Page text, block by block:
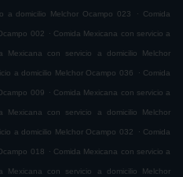
a domicilio Melchor Ocampo 023 . Comida
002 . Comida Mexicana con servicio a
Mexicana con servicio a domicilio Melchor
a domicilio Melchor Ocampo 036 . Comida
009 . Comida Mexicana con servicio a
Mexicana con servicio a domicilio Melchor
a domicilio Melchor Ocampo 032 . Comida
018 . Comida Mexicana con servicio a
Mexicana con servicio a domicilio Melchor